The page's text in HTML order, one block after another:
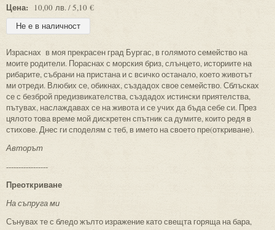
Цена: 10,00 лв. / 5,10 €
Израснах в моя прекрасен град Бургас, в голямото семейство на
моите родители. Пораснах с морския бриз, слънцето, историите на
рибарите, събрани на пристана и с всичко останало, което животът
ми отреди. Влюбих се, обикнах, създадох свое семейство. Сблъсках
се с безброй предизвикателства, създадох истински приятелства,
пътувах, наслаждавах се на живота и се учих да бъда себе си. През
цялото това време мой дискретен спътник са думите, които редя в
стихове. Днес ги споделям с теб, в името на своето пре(откриване).
Авторът
-----------------
Преоткриване
На съпруга ми
Сънувах те с бледо жълто изражение като свещта горяща на бара,